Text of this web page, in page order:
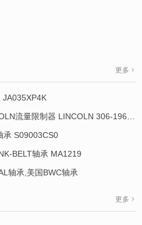
更多
JA035XP4K
承 S09003CS0
BELT轴承 MA1219
轴承,美国BWC轴承
更多